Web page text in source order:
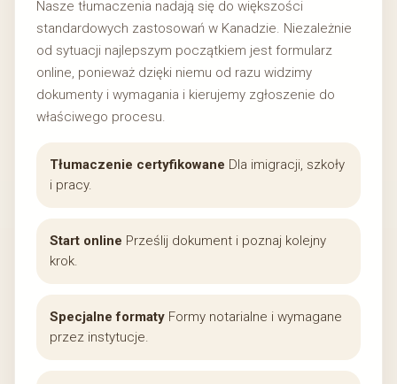
Nasze tłumaczenia nadają się do większości
standardowych zastosowań w Kanadzie. Niezależnie
od sytuacji najlepszym początkiem jest formularz
online, ponieważ dzięki niemu od razu widzimy
dokumenty i wymagania i kierujemy zgłoszenie do
właściwego procesu.
Tłumaczenie certyfikowane Dla imigracji, szkoły
i pracy.
Start online Prześlij dokument i poznaj kolejny
krok.
Specjalne formaty Formy notarialne i wymagane
przez instytucje.